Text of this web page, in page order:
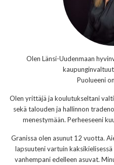
Olen Länsi-Uudenmaan
Puolueeni
Olen yrittäjä ja koulutukseltani
sekä talouden ja hallinnon
menestymään. Perheeseeni
Granissa olen asunut 12 vuotta.
lapsuuteni vartuin
vanhempani edelleen asuvat.